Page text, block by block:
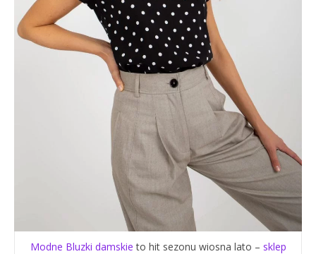
Modne Bluzki damskie to hit sezonu wiosna lato – sklep